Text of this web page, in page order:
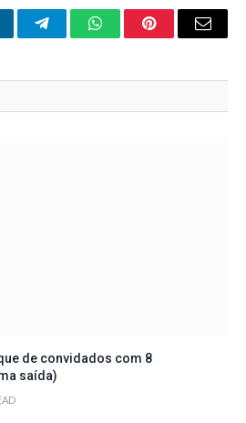
TelegramWhatsAppPinterestEmail
de convidados com 8
saída)